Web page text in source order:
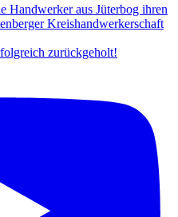
zurückgeholt!